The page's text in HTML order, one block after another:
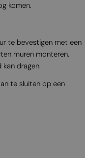
komen.
te bevestigen met een
muren monteren,
dragen.
te sluiten op een